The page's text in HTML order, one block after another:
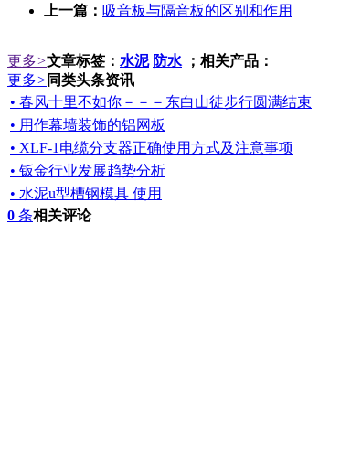
上一篇： 吸音板与隔音板的区别和作用
更多>文章标签： 水泥 防水 ；相关产品：
更多> 同类头条资讯
• 春风十里不如你－－－东白山徒步行圆满结束
• 用作幕墙装饰的铝网板
• XLF-1电缆分支器正确使用方式及注意事项
• 钣金行业发展趋势分析
• 水泥u型槽钢模具 使用
0 条相关评论